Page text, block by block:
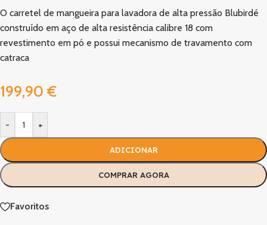
O carretel de mangueira para lavadora de alta pressão Blubirdé
construído em aço de alta resistência calibre 18 com
revestimento em pó e possui mecanismo de travamento com
catraca
199,90 €
- +
ADICIONAR
COMPRAR AGORA
Favoritos